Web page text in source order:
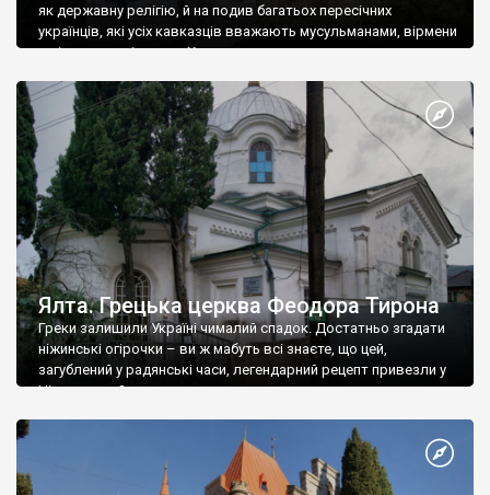
як державну релігію, й на подив багатьох пересічних
українців, які усіх кавказців вважають мусульманами, вірмени
є відданими вірянами Христа
Ялта. Грецька церква Феодора Тирона
Греки залишили Україні чималий спадок. Достатньо згадати
ніжинські огірочки – ви ж мабуть всі знаєте, що цей,
загублений у радянські часи, легендарний рецепт привезли у
Ніжин греки?